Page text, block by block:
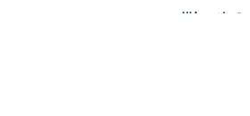
تومان
۱۲۸.۰۰۰